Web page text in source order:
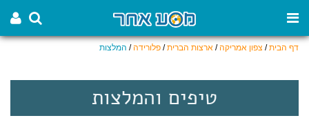
דף הבית/ צפון אמריקה/ ארצות הברית/ פלורידה/ המלצות
טיפים והמלצות